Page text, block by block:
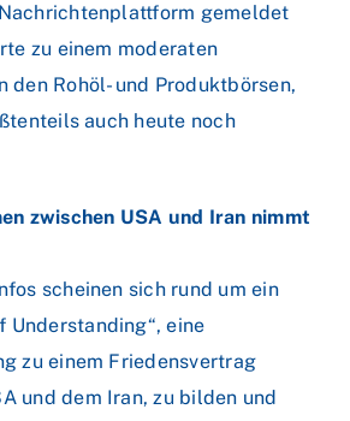
gemeldet
zu einem moderaten
den Rohöl- und Produktbörsen,
auch heute noch
zwischen USA und Iran nimmt
scheinen sich rund um ein
Understanding“, eine
zu einem Friedensvertrag
und dem Iran, zu bilden und